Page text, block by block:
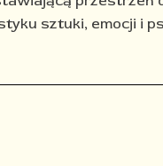
sztuki, emocji i